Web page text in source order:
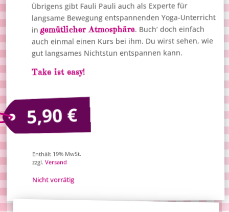
Übrigens gibt Fauli Pauli auch als Experte für
langsame Bewegung entspannenden Yoga-Unterricht
ingemütlicher Atmosphäre. Buch‘ doch einfach
auch einmal einen Kurs bei ihm. Du wirst sehen, wie
gut langsames Nichtstun entspannen kann.
Take ist easy!
5,90€
Enthält 19% MwSt.
zzgl.Versand
Nicht vorrätig